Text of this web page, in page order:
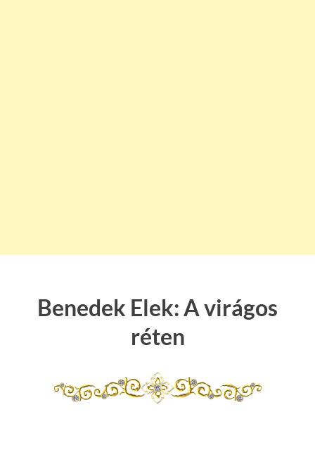
Benedek Elek: A virágos
réten